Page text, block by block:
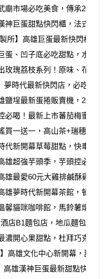
廟市場必吃美食，傳承20多
神巨蛋甜點快閃櫃，法式綜
所】高雄巨蛋最新快閃櫃，
蛋、凹子底必吃甜點，水果
玫瑰荔枝系列！原味、花生
夢時代最新快閃店，必吃唱片
鹽埕最新蛋捲販賣機，24小
必喝！最新上市蕃茄梅蜜+茶
買一送一，高山茶+瑞穗鮮奶
代新開幕草莓甜點，快車肉
雄超強芋頭季，芋頭控必吃
雄最愛60元大雞排鹹酥雞，
雄夢時代新開幕茶館，餐點
馨貓咪咖啡館，馬鈴薯燉豚
酒店B1麵包店，地瓜麵包、烏
濃開心果甜點，杜拜巧克力
】高雄文化中心新開幕，甜點
高雄漢神巨蛋最新甜點快閃櫃